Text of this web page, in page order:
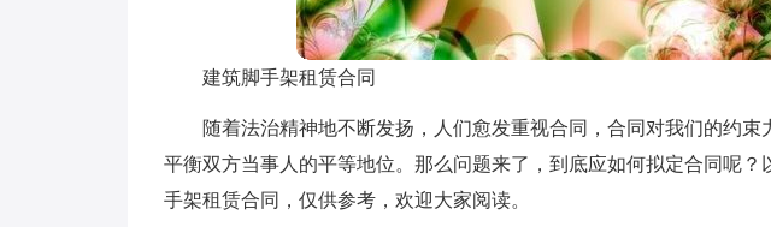
建筑脚手架租赁合同
随着法治精神地不断发扬，人们愈发重视合同，合同对我们的约
平衡双方当事人的平等地位。那么问题来了，到底应如何拟定合同呢？
手架租赁合同，仅供参考，欢迎大家阅读。